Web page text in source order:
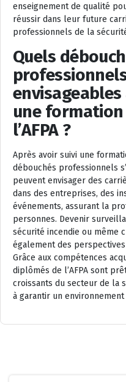
enseignement de qualité
réussir dans leur future
professionnels de la
Quels
une formation
l’AFPA ?
Après avoir suivi une
débouchés professionnels
peuvent envisager des
dans des entreprises, des
événements, assurant la
personnes. Devenir
sécurité incendie ou même
également des
Grâce aux compétences
diplômés de l’AFPA sont
croissants du secteur de la
à garantir un